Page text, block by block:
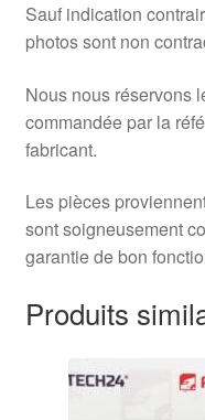
Sauf indication
photos sont non
Nous nous réservons
commandée par la
fabricant.
Les pièces
sont soigneusement
garantie de bon
Produits